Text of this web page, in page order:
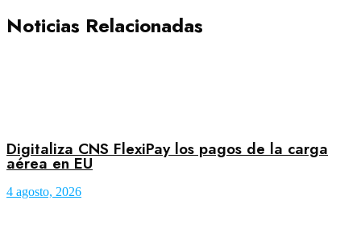
Noticias Relacionadas
Digitaliza CNS FlexiPay los pagos de la carga
aérea en EU
4 agosto, 2026